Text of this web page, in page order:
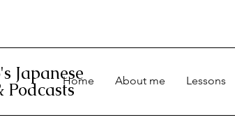
Japanese
PodcastsHome About me Lessons